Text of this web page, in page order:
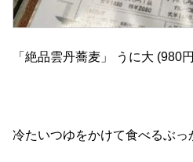
「絶品雲丹蕎麦」 うに大 (980
冷たいつゆをかけて食べるぶっ